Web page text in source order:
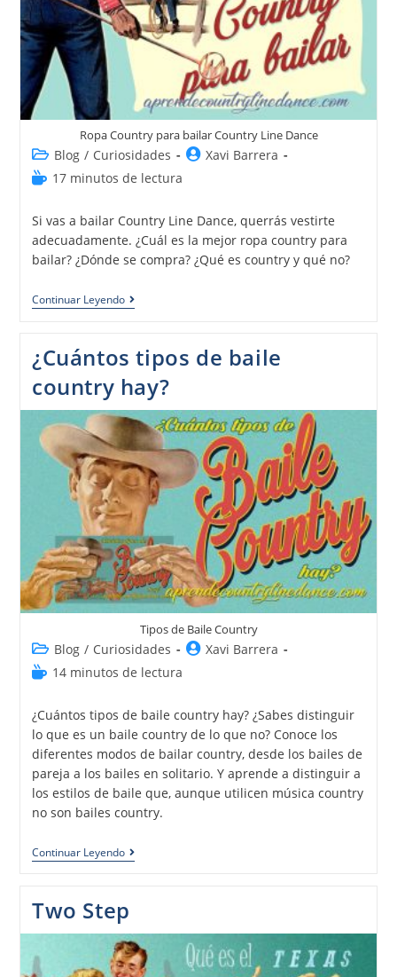
Ropa Country para bailar Country Line Dance
Blog / Curiosidades
Xavi Barrera
17 minutos de lectura
Si vas a bailar Country Line Dance, querrás vestirte
adecuadamente. ¿Cuál es la mejor ropa country para
bailar? ¿Dónde se compra? ¿Qué es country y qué no?
Continuar Leyendo
¿Cuántos tipos de baile
country hay?
Tipos de Baile Country
Blog / Curiosidades
Xavi Barrera
14 minutos de lectura
¿Cuántos tipos de baile country hay? ¿Sabes distinguir
lo que es un baile country de lo que no? Conoce los
diferentes modos de bailar country, desde los bailes de
pareja a los bailes en solitario. Y aprende a distinguir a
los estilos de baile que, aunque utilicen música country
no son bailes country.
Continuar Leyendo
Two Step